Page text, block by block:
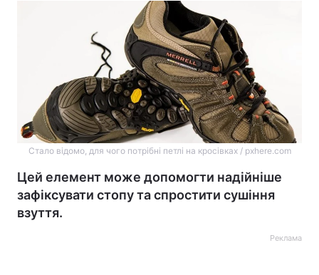
Стало відомо, для чого потрібні петлі на кросівках / pxhere.com
Цей елемент може допомогти надійніше
зафіксувати стопу та спростити сушіння
взуття.
Реклама